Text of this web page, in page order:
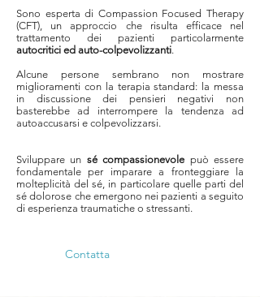
Sono esperta di Compassion Focused Therapy
(CFT), un approccio che risulta efficace nel
trattamento dei pazienti particolarmente
autocritici ed auto-colpevolizzanti.
Alcune persone sembrano non mostrare
miglioramenti con la terapia standard: la messa
in discussione dei pensieri negativi non
basterebbe ad interrompere la tendenza ad
autoaccusarsi e colpevolizzarsi.
Sviluppare un sé compassionevole può essere
fondamentale per imparare a fronteggiare la
molteplicità del sé, in particolare quelle parti del
sé dolorose che emergono nei pazienti a seguito
di esperienza traumatiche o stressanti.
Contatta